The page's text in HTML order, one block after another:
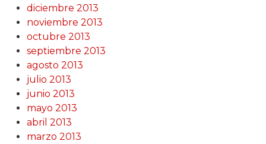
diciembre 2013
noviembre 2013
octubre 2013
septiembre 2013
agosto 2013
julio 2013
junio 2013
mayo 2013
abril 2013
marzo 2013